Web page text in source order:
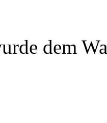
dem